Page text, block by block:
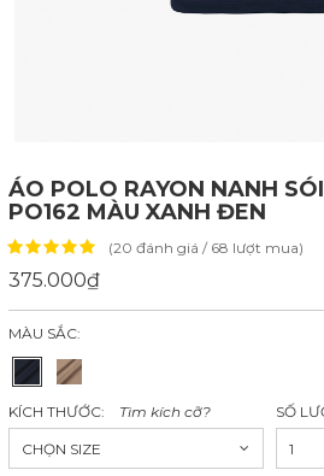
ÁO POLO RAYON NANH
PO162 MÀU XANH ĐEN
(20 đánh giá / 68 lượt mua)
375.000₫
MÀU SẮC:
KÍCH THƯỚC: Tìm kích cỡ?
CHỌN SIZE
SỐ
1